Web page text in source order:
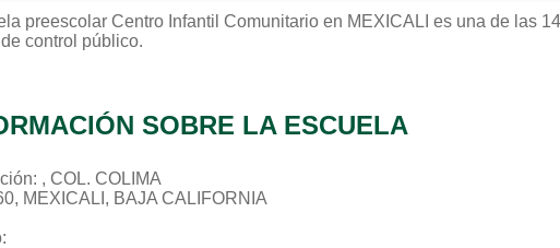
preescolar Centro Infantil Comunitario en MEXICALI es una de las
control público.
SOBRE LA ESCUELA
, COL. COLIMA
MEXICALI, BAJA CALIFORNIA